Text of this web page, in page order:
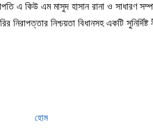
এ কিউ এম মাসুদ হাসান রানা ও সাধারণ
নিশ্চয়তা বিধানসহ একটি সুনির্দিষ্ট
হোম